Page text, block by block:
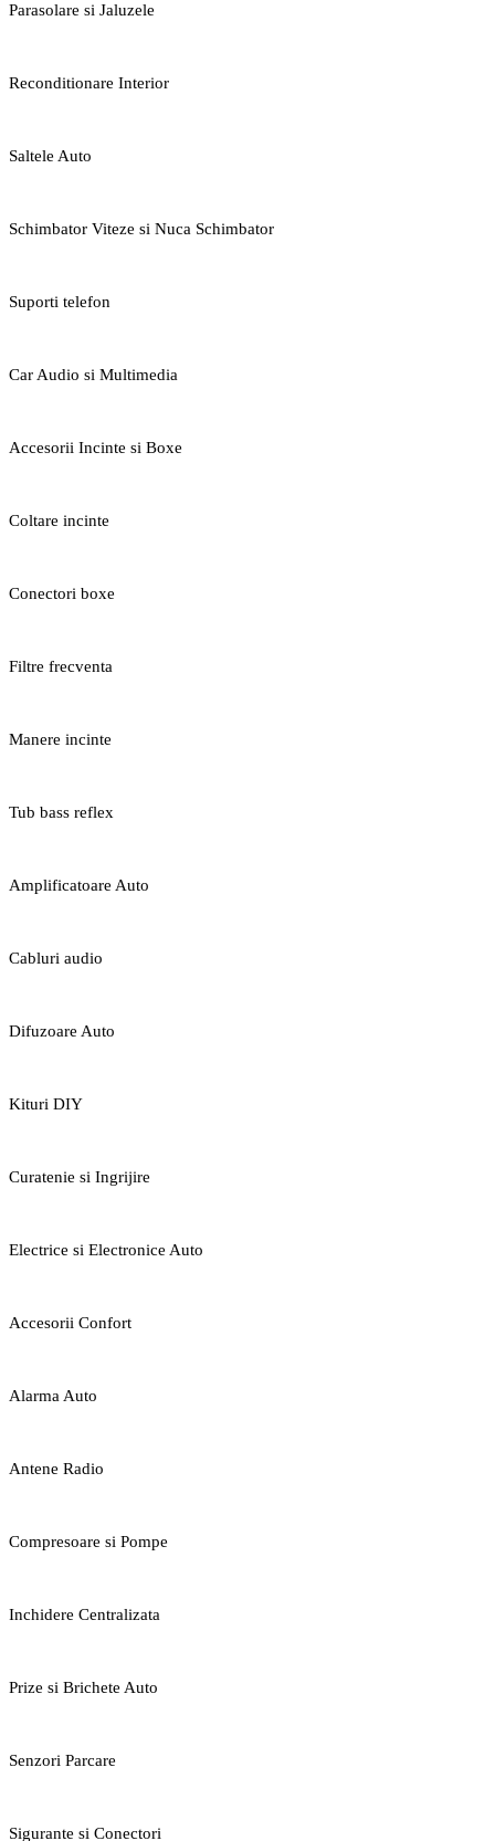
Parasolare si Jaluzele
Reconditionare Interior
Saltele Auto
Schimbator Viteze si Nuca Schimbator
Suporti telefon
Car Audio si Multimedia
Accesorii Incinte si Boxe
Coltare incinte
Conectori boxe
Filtre frecventa
Manere incinte
Tub bass reflex
Amplificatoare Auto
Cabluri audio
Difuzoare Auto
Kituri DIY
Curatenie si Ingrijire
Electrice si Electronice Auto
Accesorii Confort
Alarma Auto
Antene Radio
Compresoare si Pompe
Inchidere Centralizata
Prize si Brichete Auto
Senzori Parcare
Sigurante si Conectori